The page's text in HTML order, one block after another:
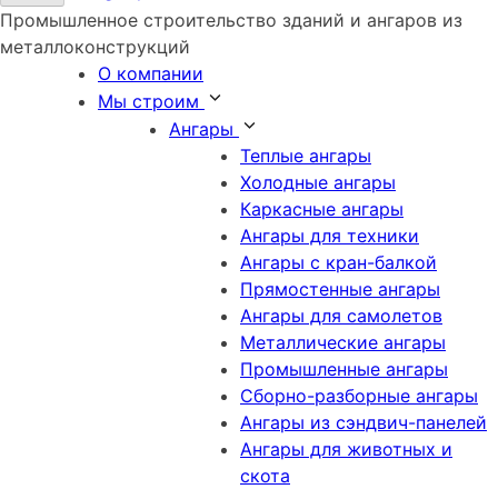
Промышленное строительство зданий и ангаров из
металлоконструкций
О компании
Мы строим
Ангары
Теплые ангары
Холодные ангары
Каркасные ангары
Ангары для техники
Ангары с кран-балкой
Прямостенные ангары
Ангары для самолетов
Металлические ангары
Промышленные ангары
Сборно-разборные ангары
Ангары из сэндвич-панелей
Ангары для животных и
скота